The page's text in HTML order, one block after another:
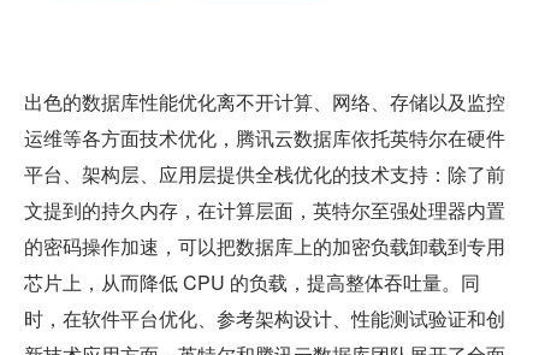
出色的数据库性能优化离不开计算、网络、存储以及监控
运维等各方面技术优化，腾讯云数据库依托英特尔在硬件
平台、架构层、应用层提供全栈优化的技术支持：除了前
文提到的持久内存，在计算层面，英特尔至强处理器内置
的密码操作加速，可以把数据库上的加密负载卸载到专用
芯片上，从而降低 CPU 的负载，提高整体吞吐量。同
时，在软件平台优化、参考架构设计、性能测试验证和创